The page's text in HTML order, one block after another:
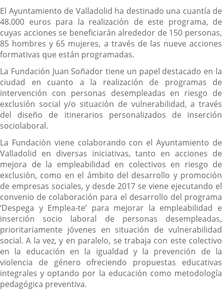
El Ayuntamiento de Valladolid ha destinado una cuantía de
48.000 euros para la realización de este programa, de
cuyas acciones se beneficiarán alrededor de 150 personas,
85 hombres y 65 mujeres, a través de las nueve acciones
formativas que están programadas.
La Fundación Juan Soñador tiene un papel destacado en la
ciudad en cuanto a la realización de programas de
intervención con personas desempleadas en riesgo de
exclusión social y/o situación de vulnerabilidad, a través
del diseño de itinerarios personalizados de inserción
sociolaboral.
La Fundación viene colaborando con el Ayuntamiento de
Valladolid en diversas iniciativas, tanto en acciones de
mejora de la empleabilidad en colectivos en riesgo de
exclusión, como en el ámbito del desarrollo y promoción
de empresas sociales, y desde 2017 se viene ejecutando el
convenio de colaboración para el desarrollo del programa
‘Despega y Emplea-te’ para mejorar la empleabilidad e
inserción socio laboral de personas desempleadas,
prioritariamente jóvenes en situación de vulnerabilidad
social. A la vez, y en paralelo, se trabaja con este colectivo
en la educación en la igualdad y la prevención de la
violencia de género ofreciendo propuestas educativas
integrales y optando por la educación como metodología
pedagógica preventiva.